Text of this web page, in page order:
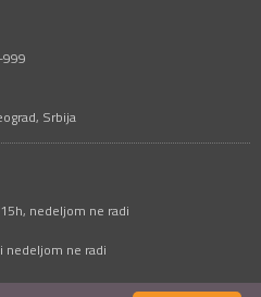
Srbija
nedeljom ne radi
nedeljom ne radi